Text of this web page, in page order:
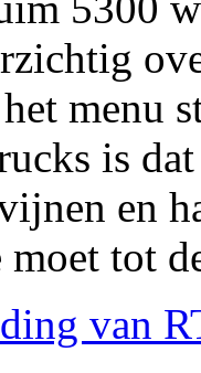
menu
is
en
tot
van